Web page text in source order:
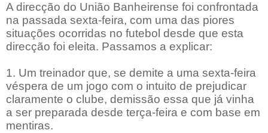
A direcção do União Banheirense foi confrontada
na passada sexta-feira, com uma das piores
situações ocorridas no futebol desde que esta
direcção foi eleita. Passamos a explicar:
1. Um treinador que, se demite a uma sexta-feira
véspera de um jogo com o intuito de prejudicar
claramente o clube, demissão essa que já vinha
a ser preparada desde terça-feira e com base em
mentiras.